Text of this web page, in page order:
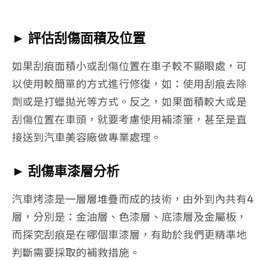
► 評估刮傷面積及位置
如果刮痕面積小或刮傷位置在車子較不顯眼處，可
以使用較簡單的方式進行修復，如：使用刮痕去除
劑或是打蠟拋光等方式。反之，如果面積較大或是
刮傷位置在車頭，就要考慮使用補漆筆，甚至是直
接送到汽車美容廠做專業處理。
► 刮傷車漆層分析
汽車烤漆是一層層堆疊而成的技術，由外到內共有4
層，分別是：金油層、色漆層、底漆層及金屬板，
而探究刮痕是在哪個車漆層，有助於我們更精準地
判斷需要採取的補救措施。